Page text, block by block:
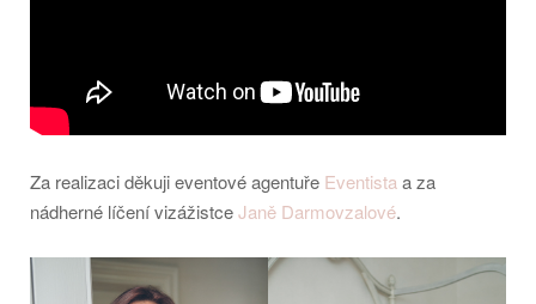
Za realizaci děkuji eventové agentuře Eventista a za
nádherné líčení vizážistceJaně Darmovzalové.